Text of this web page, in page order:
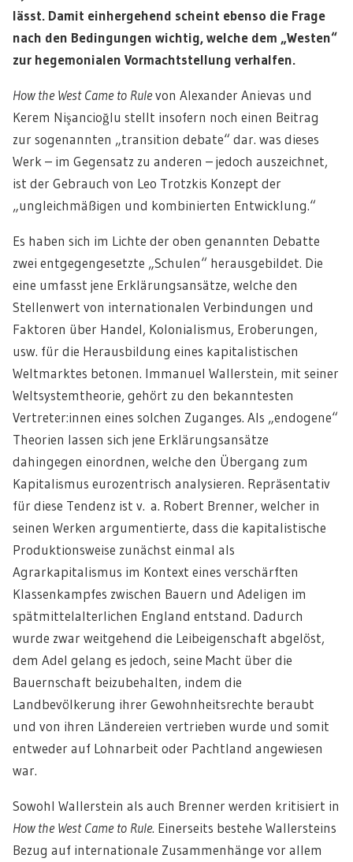
lässt. Damit einhergehend scheint ebenso die Frage
nach den Bedingungen wichtig, welche dem „Westen“
zur hegemonialen Vormachtstellung verhalfen.
How the West Came to Rulevon Alexander Anievas und
Kerem Nişancioğlu stellt insofern noch einen Beitrag
zur sogenannten „transition debate“ dar. was dieses
Werk – im Gegensatz zu anderen – jedoch auszeichnet,
ist der Gebrauch von Leo Trotzkis Konzept der
„ungleichmäßigen und kombinierten Entwicklung.“
Es haben sich im Lichte der oben genannten Debatte
zwei entgegengesetzte „Schulen“ herausgebildet. Die
eine umfasst jene Erklärungsansätze, welche den
Stellenwert von internationalen Verbindungen und
Faktoren über Handel, Kolonialismus, Eroberungen,
usw. für die Herausbildung eines kapitalistischen
Weltmarktes betonen. Immanuel Wallerstein, mit seiner
Weltsystemtheorie, gehört zu den bekanntesten
Vertreter:innen eines solchen Zuganges. Als „endogene“
Theorien lassen sich jene Erklärungsansätze
dahingegen einordnen, welche den Übergang zum
Kapitalismus eurozentrisch analysieren. Repräsentativ
für diese Tendenz ist v. a. Robert Brenner, welcher in
seinen Werken argumentierte, dass die kapitalistische
Produktionsweise zunächst einmal als
Agrarkapitalismus im Kontext eines verschärften
Klassenkampfes zwischen Bauern und Adeligen im
spätmittelalterlichen England entstand. Dadurch
wurde zwar weitgehend die Leibeigenschaft abgelöst,
dem Adel gelang es jedoch, seine Macht über die
Bauernschaft beizubehalten, indem die
Landbevölkerung ihrer Gewohnheitsrechte beraubt
und von ihren Ländereien vertrieben wurde und somit
entweder auf Lohnarbeit oder Pachtland angewiesen
war.
Sowohl Wallerstein als auch Brenner werden kritisiert in
How the West Came to Rule. Einerseits bestehe Wallersteins
Bezug auf internationale Zusammenhänge vor allem